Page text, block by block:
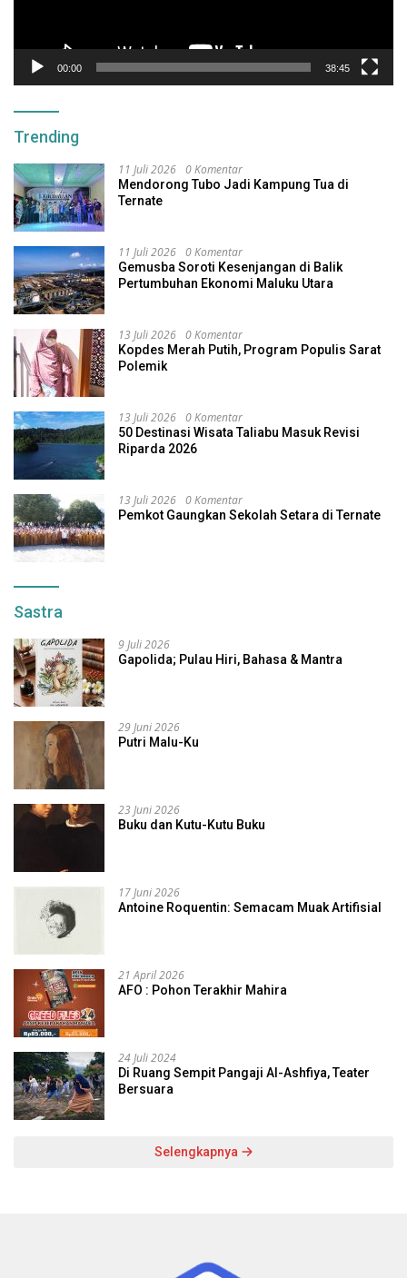
00:00 38:45
Trending
11 Juli 2026 0 Komentar
Mendorong Tubo Jadi Kampung Tua di
Ternate
11 Juli 2026 0 Komentar
Gemusba Soroti Kesenjangan di Balik
Pertumbuhan Ekonomi Maluku Utara
13 Juli 2026 0 Komentar
Kopdes Merah Putih, Program Populis Sarat
Polemik
13 Juli 2026 0 Komentar
50 Destinasi Wisata Taliabu Masuk Revisi
Riparda 2026
13 Juli 2026 0 Komentar
Pemkot Gaungkan Sekolah Setara di Ternate
Sastra
9 Juli 2026
Gapolida; Pulau Hiri, Bahasa & Mantra
29 Juni 2026
Putri Malu-Ku
23 Juni 2026
Buku dan Kutu-Kutu Buku
17 Juni 2026
Antoine Roquentin: Semacam Muak Artifisial
21 April 2026
AFO : Pohon Terakhir Mahira
24 Juli 2024
Di Ruang Sempit Pangaji Al-Ashfiya, Teater
Bersuara
Selengkapnya